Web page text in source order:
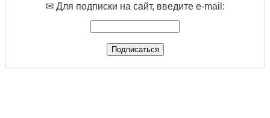
✉ Для подписки на сайт, введите e-mail: